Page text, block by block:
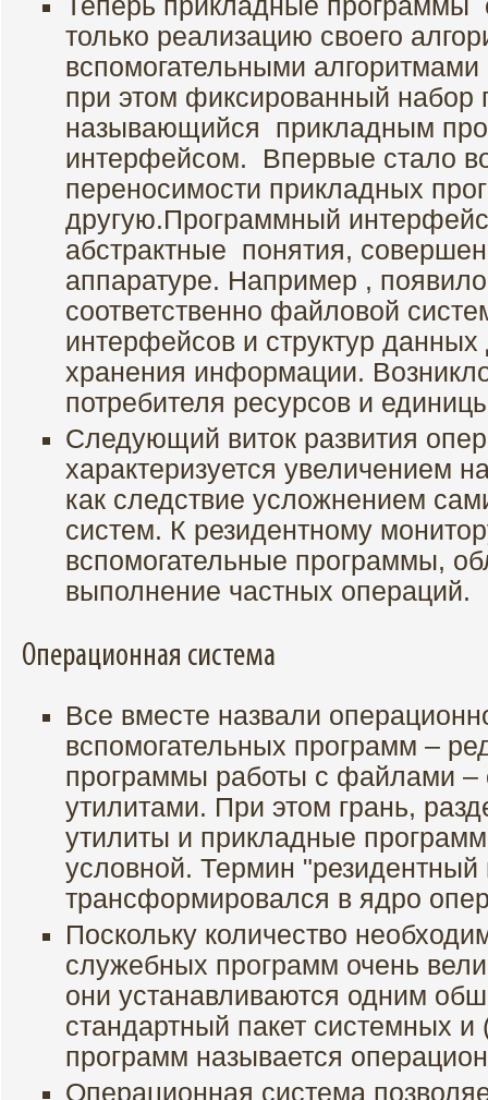
Теперь прикладные программы
только реализацию своего
вспомогательными алгоритмами
при этом фиксированный набор
называющийся прикладным
интерфейсом. Впервые стало
переносимости прикладных
другую.Программный интерфейс
абстрактные понятия,
аппаратуре. Например ,
соответственно файловой
интерфейсов и структур данных
хранения информации.
потребителя ресурсов и
Следующий виток развития
характеризуется увеличением
как следствие усложнением
систем. К резидентному
вспомогательные программы,
выполнение частных операций.
Операционная система
Все вместе назвали
вспомогательных программ –
программы работы с файлами –
утилитами. При этом грань,
утилиты и прикладные
условной. Термин "резидентный
трансформировался в ядро
Поскольку количество
служебных программ очень
они устанавливаются одним
стандартный пакет системных
программ называется
Операционная система